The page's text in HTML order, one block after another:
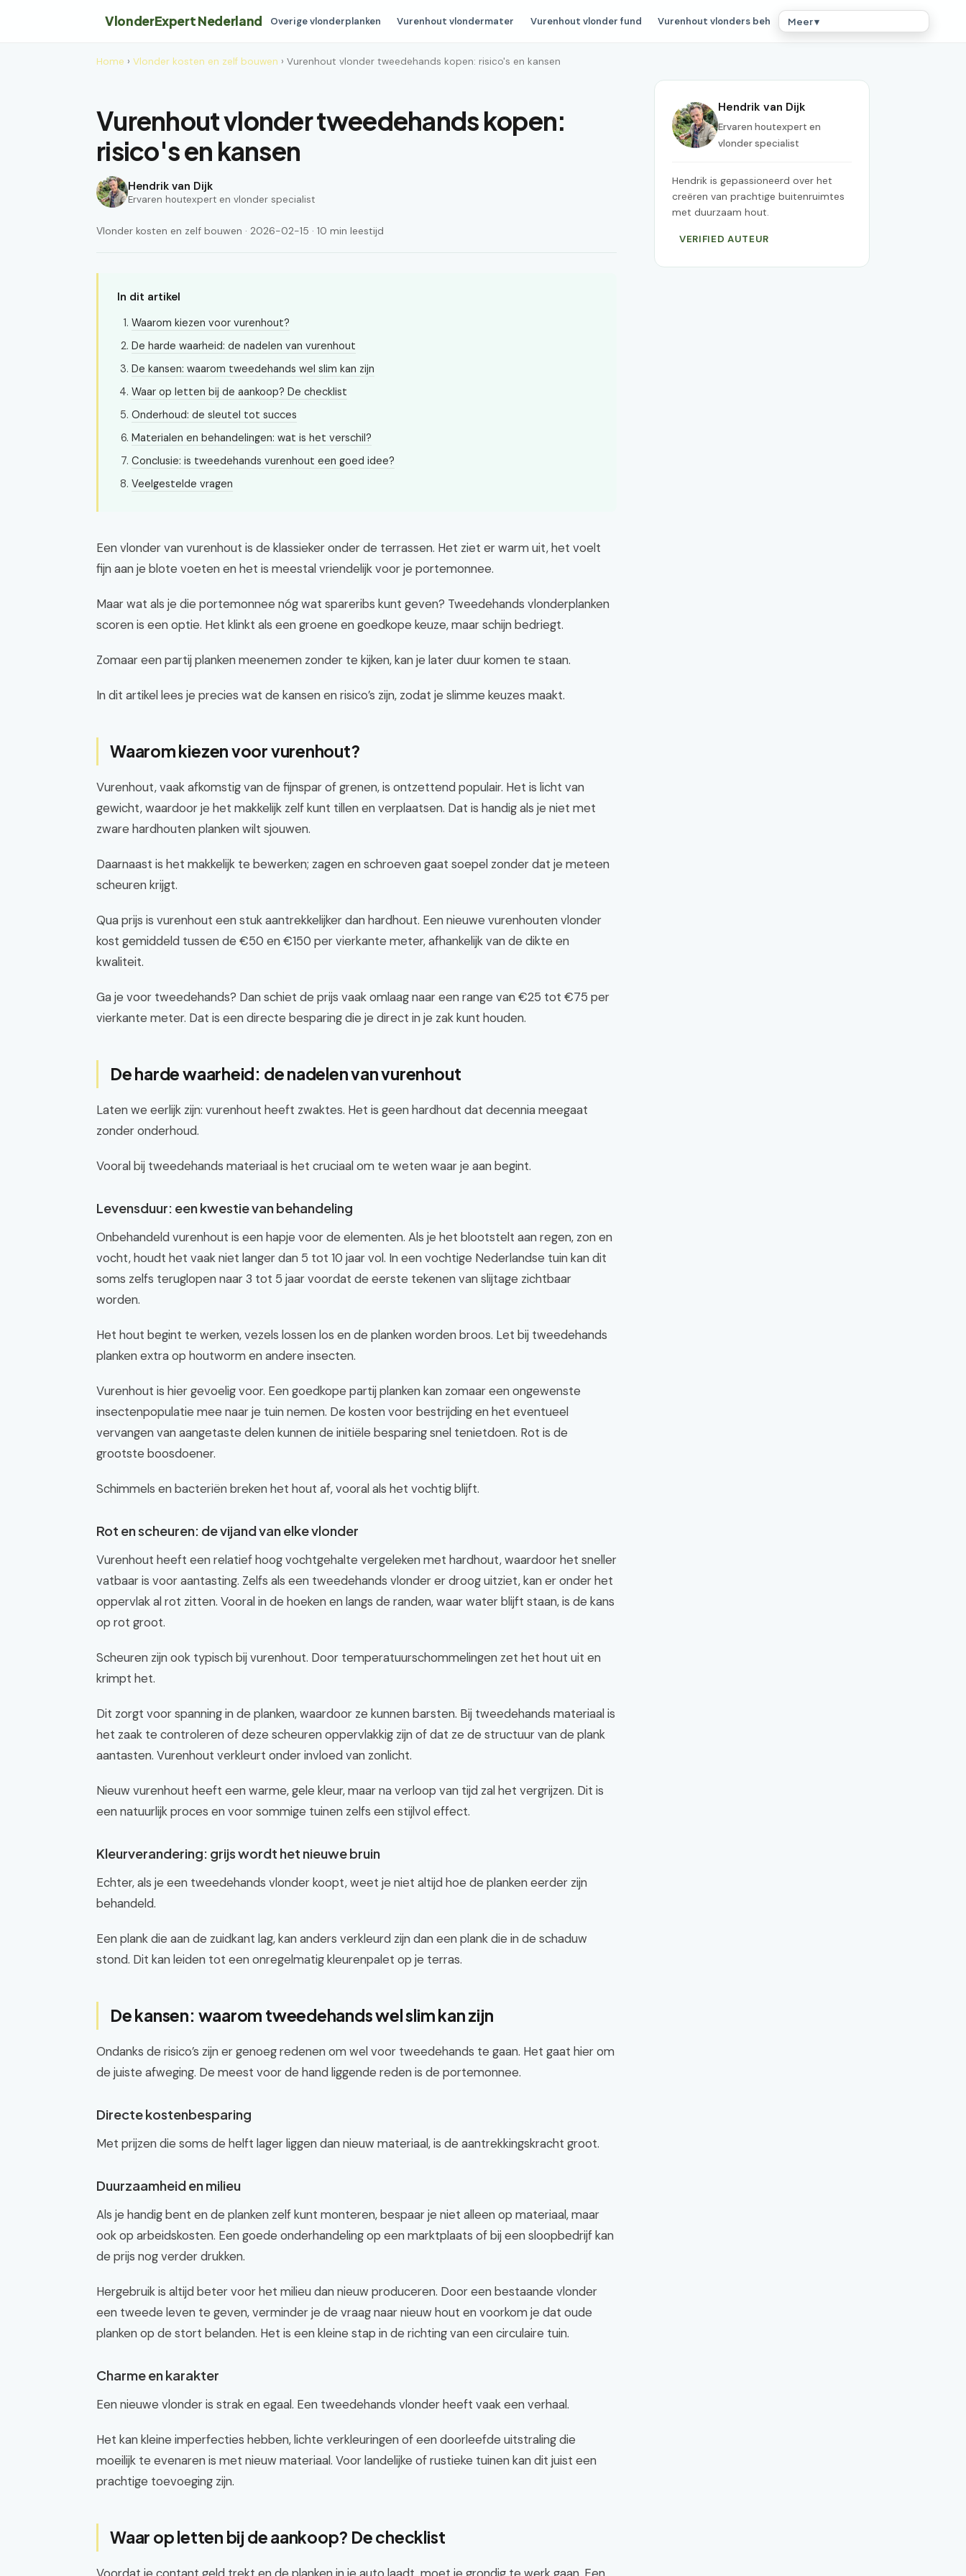
VlonderExpert Nederland Overige vlonderplanken Vurenhout vlondermater Vurenhout vlonder fund Vurenhout vlonders beh Meer ▾
Home › Vlonder kosten en zelf bouwen › Vurenhout vlonder tweedehands kopen: risico's en kansen
Vurenhout vlonder tweedehands kopen:
risico's en kansen
Hendrik van Dijk
Ervaren houtexpert en vlonder specialist
Vlonder kosten en zelf bouwen · 2026-02-15 · 10 min leestijd
In dit artikel
Waarom kiezen voor vurenhout?
De harde waarheid: de nadelen van vurenhout
De kansen: waarom tweedehands wel slim kan zijn
Waar op letten bij de aankoop? De checklist
Onderhoud: de sleutel tot succes
Materialen en behandelingen: wat is het verschil?
Conclusie: is tweedehands vurenhout een goed idee?
Veelgestelde vragen
Een vlonder van vurenhout is de klassieker onder de terrassen. Het ziet er warm uit, het voelt
fijn aan je blote voeten en het is meestal vriendelijk voor je portemonnee.
Maar wat als je die portemonnee nóg wat spareribs kunt geven? Tweedehands vlonderplanken
scoren is een optie. Het klinkt als een groene en goedkope keuze, maar schijn bedriegt.
Zomaar een partij planken meenemen zonder te kijken, kan je later duur komen te staan.
In dit artikel lees je precies wat de kansen en risico’s zijn, zodat je slimme keuzes maakt.
Waarom kiezen voor vurenhout?
Vurenhout, vaak afkomstig van de fijnspar of grenen, is ontzettend populair. Het is licht van
gewicht, waardoor je het makkelijk zelf kunt tillen en verplaatsen. Dat is handig als je niet met
zware hardhouten planken wilt sjouwen.
Daarnaast is het makkelijk te bewerken; zagen en schroeven gaat soepel zonder dat je meteen
scheuren krijgt.
Qua prijs is vurenhout een stuk aantrekkelijker dan hardhout. Een nieuwe vurenhouten vlonder
kost gemiddeld tussen de €50 en €150 per vierkante meter, afhankelijk van de dikte en
kwaliteit.
Ga je voor tweedehands? Dan schiet de prijs vaak omlaag naar een range van €25 tot €75 per
vierkante meter. Dat is een directe besparing die je direct in je zak kunt houden.
De harde waarheid: de nadelen van vurenhout
Laten we eerlijk zijn: vurenhout heeft zwaktes. Het is geen hardhout dat decennia meegaat
zonder onderhoud.
Vooral bij tweedehands materiaal is het cruciaal om te weten waar je aan begint.
Levensduur: een kwestie van behandeling
Onbehandeld vurenhout is een hapje voor de elementen. Als je het blootstelt aan regen, zon en
vocht, houdt het vaak niet langer dan 5 tot 10 jaar vol. In een vochtige Nederlandse tuin kan dit
soms zelfs teruglopen naar 3 tot 5 jaar voordat de eerste tekenen van slijtage zichtbaar
worden.
Het hout begint te werken, vezels lossen los en de planken worden broos. Let bij tweedehands
planken extra op houtworm en andere insecten.
Vurenhout is hier gevoelig voor. Een goedkope partij planken kan zomaar een ongewenste
insectenpopulatie mee naar je tuin nemen. De kosten voor bestrijding en het eventueel
vervangen van aangetaste delen kunnen de initiële besparing snel tenietdoen. Rot is de
grootste boosdoener.
Schimmels en bacteriën breken het hout af, vooral als het vochtig blijft.
Rot en scheuren: de vijand van elke vlonder
Vurenhout heeft een relatief hoog vochtgehalte vergeleken met hardhout, waardoor het sneller
vatbaar is voor aantasting. Zelfs als een tweedehands vlonder er droog uitziet, kan er onder het
oppervlak al rot zitten. Vooral in de hoeken en langs de randen, waar water blijft staan, is de kans
op rot groot.
Scheuren zijn ook typisch bij vurenhout. Door temperatuurschommelingen zet het hout uit en
krimpt het.
Dit zorgt voor spanning in de planken, waardoor ze kunnen barsten. Bij tweedehands materiaal is
het zaak te controleren of deze scheuren oppervlakkig zijn of dat ze de structuur van de plank
aantasten. Vurenhout verkleurt onder invloed van zonlicht.
Nieuw vurenhout heeft een warme, gele kleur, maar na verloop van tijd zal het vergrijzen. Dit is
een natuurlijk proces en voor sommige tuinen zelfs een stijlvol effect.
Kleurverandering: grijs wordt het nieuwe bruin
Echter, als je een tweedehands vlonder koopt, weet je niet altijd hoe de planken eerder zijn
behandeld.
Een plank die aan de zuidkant lag, kan anders verkleurd zijn dan een plank die in de schaduw
stond. Dit kan leiden tot een onregelmatig kleurenpalet op je terras.
De kansen: waarom tweedehands wel slim kan zijn
Ondanks de risico’s zijn er genoeg redenen om wel voor tweedehands te gaan. Het gaat hier om
de juiste afweging. De meest voor de hand liggende reden is de portemonnee.
Directe kostenbesparing
Met prijzen die soms de helft lager liggen dan nieuw materiaal, is de aantrekkingskracht groot.
Duurzaamheid en milieu
Als je handig bent en de planken zelf kunt monteren, bespaar je niet alleen op materiaal, maar
ook op arbeidskosten. Een goede onderhandeling op een marktplaats of bij een sloopbedrijf kan
de prijs nog verder drukken.
Hergebruik is altijd beter voor het milieu dan nieuw produceren. Door een bestaande vlonder
een tweede leven te geven, verminder je de vraag naar nieuw hout en voorkom je dat oude
planken op de stort belanden. Het is een kleine stap in de richting van een circulaire tuin.
Charme en karakter
Een nieuwe vlonder is strak en egaal. Een tweedehands vlonder heeft vaak een verhaal.
Het kan kleine imperfecties hebben, lichte verkleuringen of een doorleefde uitstraling die
moeilijk te evenaren is met nieuw materiaal. Voor landelijke of rustieke tuinen kan dit juist een
prachtige toevoeging zijn.
Waar op letten bij de aankoop? De checklist
Hendrik van Dijk
Ervaren houtexpert en
vlonder specialist
Hendrik is gepassioneerd over het
creëren van prachtige buitenruimtes
met duurzaam hout.
VERIFIED AUTEUR